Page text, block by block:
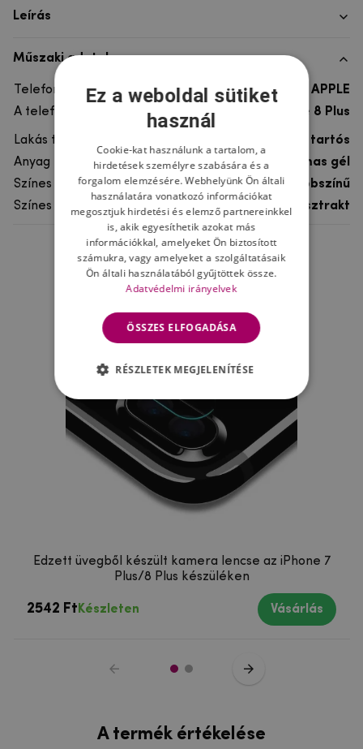
Leírás
Műszaki adatok
Telefon márka
APPLE
A telefonmodellhez
iPhone 8 Plus
Lakás típusa
Gél, Ultra tartós
Anyag
rugalmas gél
Színes
többszínű
Színes motívum
Absztrakt
Ne felejtsd el
Edzett üvegből készült kamera lencse az iPhone 7
Plus/8 Plus készüléken
2542 Ft Készleten Vásárlás
A termék értékelése
Ez a weboldal sütiket
használ
Cookie-kat használunk a tartalom, a
hirdetések személyre szabására és a
forgalom elemzésére. Webhelyünk Ön általi
használatára vonatkozó információkat
megosztjuk hirdetési és elemző partnereinkkel
is, akik egyesíthetik azokat más
információkkal, amelyeket Ön biztosított
számukra, vagy amelyeket a szolgáltatásaik
Ön általi használatából gyűjtöttek össze.
Adatvédelmi irányelvek
ÖSSZES ELFOGADÁSA
RÉSZLETEK MEGJELENÍTÉSE